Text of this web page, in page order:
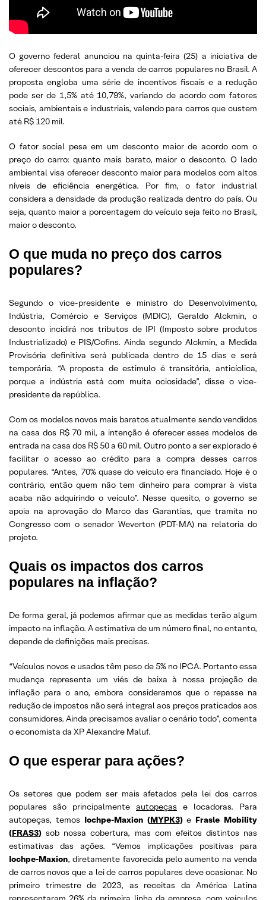
O governo federal anunciou na quinta-feira (25) a iniciativa de
oferecer descontos para a venda de carros populares no Brasil. A
proposta engloba uma série de incentivos fiscais e a redução
pode ser de 1,5% até 10,79%, variando de acordo com fatores
sociais, ambientais e industriais, valendo para carros que custem
até R$ 120 mil.
O fator social pesa em um desconto maior de acordo com o
preço do carro: quanto mais barato, maior o desconto. O lado
ambiental visa oferecer desconto maior para modelos com altos
níveis de eficiência energética. Por fim, o fator industrial
considera a densidade da produção realizada dentro do país. Ou
seja, quanto maior a porcentagem do veículo seja feito no Brasil,
maior o desconto.
O que muda no preço dos carros
populares?
Segundo o vice-presidente e ministro do Desenvolvimento,
Indústria, Comércio e Serviços (MDIC), Geraldo Alckmin, o
desconto incidirá nos tributos de IPI (Imposto sobre produtos
Industrializado) e PIS/Cofins. Ainda segundo Alckmin, a Medida
Provisória definitiva será publicada dentro de 15 dias e será
temporária. “A proposta de estimulo é transitória, anticíclica,
porque a indústria está com muita ociosidade”, disse o vice-
presidente da república.
Com os modelos novos mais baratos atualmente sendo vendidos
na casa dos R$ 70 mil, a intenção é oferecer esses modelos de
entrada na casa dos R$ 50 a 60 mil. Outro ponto a ser explorado é
facilitar o acesso ao crédito para a compra desses carros
populares. “Antes, 70% quase do veiculo era financiado. Hoje é o
contrário, então quem não tem dinheiro para comprar à vista
acaba não adquirindo o veículo”. Nesse quesito, o governo se
apoia na aprovação do Marco das Garantias, que tramita no
Congresso com o senador Weverton (PDT-MA) na relatoria do
projeto.
Quais os impactos dos carros
populares na inflação?
De forma geral, já podemos afirmar que as medidas terão algum
impacto na inflação. A estimativa de um número final, no entanto,
depende de definições mais precisas.
“Veículos novos e usados têm peso de 5% no IPCA. Portanto essa
mudança representa um viés de baixa à nossa projeção de
inflação para o ano, embora consideramos que o repasse na
redução de impostos não será integral aos preços praticados aos
consumidores. Ainda precisamos avaliar o cenário todo”, comenta
o economista da XP Alexandre Maluf.
O que esperar para ações?
Os setores que podem ser mais afetados pela lei dos carros
populares são principalmente autopeças e locadoras. Para
autopeças, temos Iochpe-Maxion (MYPK3)e Frasle Mobility
(FRAS3) sob nossa cobertura, mas com efeitos distintos nas
estimativas das ações. “Vemos implicações positivas para
Iochpe-Maxion, diretamente favorecida pelo aumento na venda
de carros novos que a lei de carros populares deve ocasionar. No
primeiro trimestre de 2023, as receitas da América Latina